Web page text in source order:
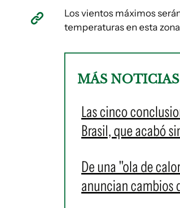
Los vientos máximos
temperaturas en esta
MÁS NOTICIAS
Las cinco
Brasil, que acabó
De una "ola de
anuncian cambios